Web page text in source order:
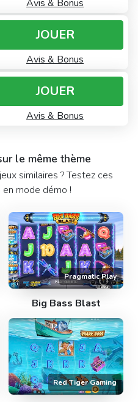
Avis & Bonus
JOUER
Avis & Bonus
JOUER
Avis & Bonus
le même thème
similaires ? Testez ces
en mode démo !
Pragmatic Play
Big Bass Blast
Red Tiger Gaming